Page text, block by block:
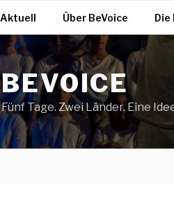
BEVOICE
Fünf Tage. Zwei Länder. Eine
Aktuell Über BeVoice Die